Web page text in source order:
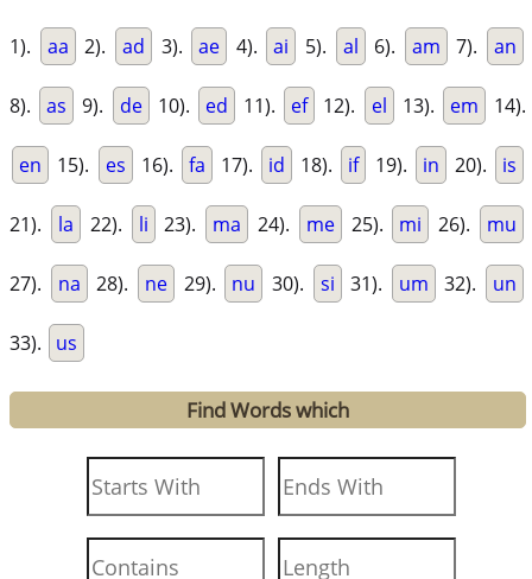
1). aa 2). ad 3). ae 4). ai 5). al 6). am 7). an
8). as 9). de 10). ed 11). ef 12). el 13). em 14).
en 15). es 16). fa 17). id 18). if 19). in 20). is
21). la 22). li 23). ma 24). me 25). mi 26). mu
27). na 28). ne 29). nu 30). si 31). um 32). un
33). us
Find Words which